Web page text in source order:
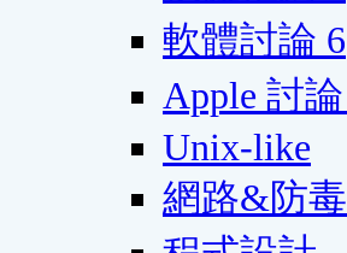
軟體討論 6
Apple 討論
Unix-like
網路&防毒